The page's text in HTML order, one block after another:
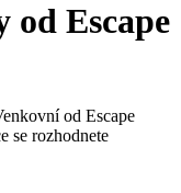
Escape
od Escape
se rozhodnete